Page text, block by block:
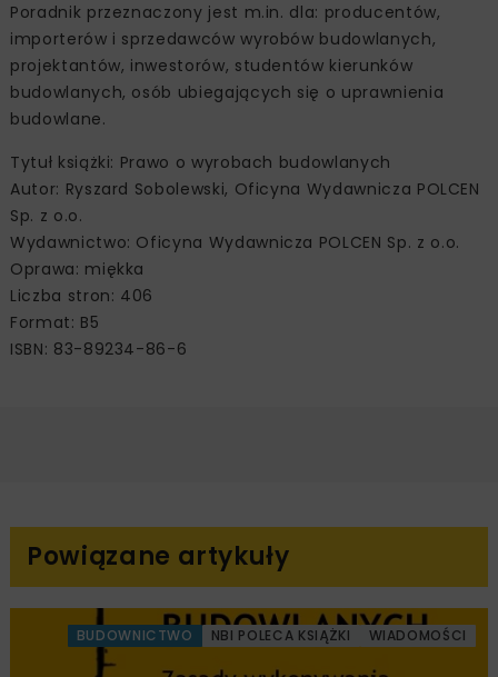
Poradnik przeznaczony jest m.in. dla: producentów,
importerów i sprzedawców wyrobów budowlanych,
projektantów, inwestorów, studentów kierunków
budowlanych, osób ubiegających się o uprawnienia
budowlane.
Tytuł książki: Prawo o wyrobach budowlanych
Autor: Ryszard Sobolewski, Oficyna Wydawnicza POLCEN
Sp. z o.o.
Wydawnictwo: Oficyna Wydawnicza POLCEN Sp. z o.o.
Oprawa: miękka
Liczba stron: 406
Format: B5
ISBN: 83-89234-86-6
Powiązane artykuły
BUDOWNICTWO NBI POLECA KSIĄŻKI WIADOMOŚCI